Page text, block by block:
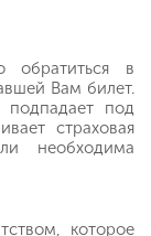
обратиться в
Вам билет.
подпадает под
страховая
необходима
которое